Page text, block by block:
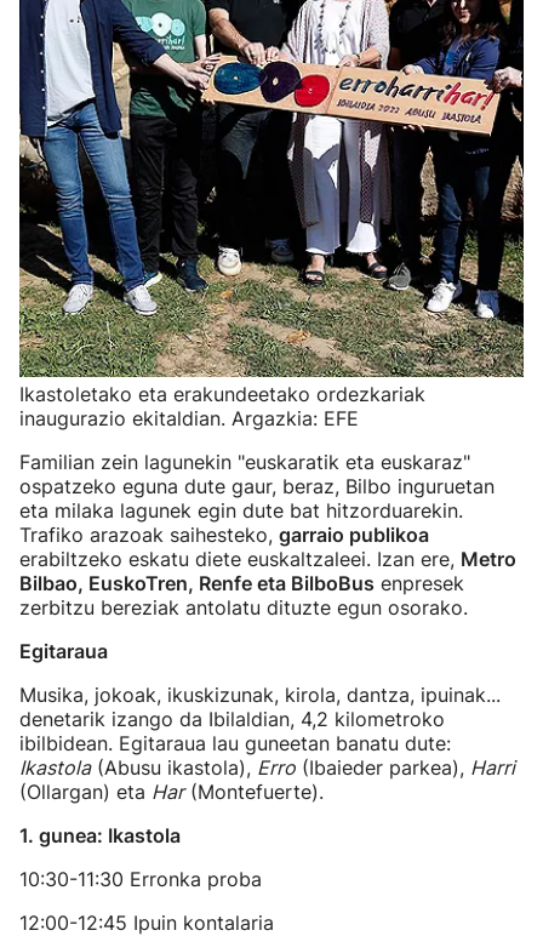
Ikastoletako eta erakundeetako ordezkariak
inaugurazio ekitaldian. Argazkia: EFE
Familian zein lagunekin "euskaratik eta euskaraz"
ospatzeko eguna dute gaur, beraz, Bilbo inguruetan
eta milaka lagunek egin dute bat hitzorduarekin.
Trafiko arazoak saihesteko, garraio publikoa
erabiltzeko eskatu diete euskaltzaleei. Izan ere, Metro
Bilbao, EuskoTren, Renfe eta BilboBus enpresek
zerbitzu bereziak antolatu dituzte egun osorako.
Egitaraua
Musika, jokoak, ikuskizunak, kirola, dantza, ipuinak...
denetarik izango da Ibilaldian, 4,2 kilometroko
ibilbidean. Egitaraua lau guneetan banatu dute:
Ikastola(Abusu ikastola), Erro (Ibaieder parkea), Harri
(Ollargan) eta Har(Montefuerte).
1. gunea: Ikastola
10:30-11:30 Erronka proba
12:00-12:45 Ipuin kontalaria